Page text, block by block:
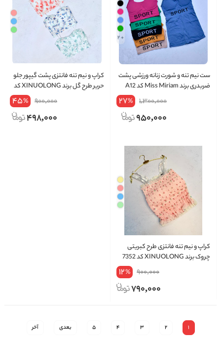
+ 2
ست نیم تنه و شورت زنانه ورزشی پشت
ضربدری برند Miss Miriam کد A12
1,300,000
27%
950,000
کراپ و نیم تنه فانتزی پشت گیپور جلو
حریر طرح گل برند XINUOLONG کد
900,000
45%
498,000
کراپ و نیم تنه فانتزی طرح کبریتی
چروک برند XINUOLONG کد 7352
900,000
12%
790,000
1
2
3
4
5 بعدی آخر